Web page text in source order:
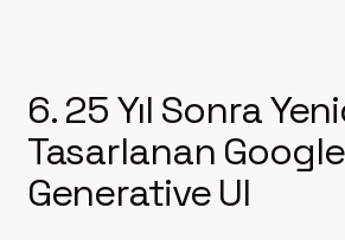
6. 25 Yıl Sonra
Tasarlanan
Generative UI